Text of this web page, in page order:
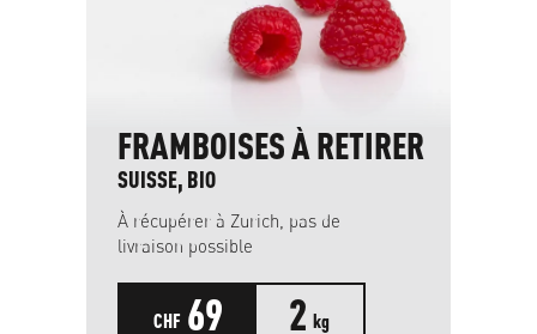
FRAMBOISES À RETIRER
SUISSE, BIO
À récupérer à Zurich, pas de
livraison possible
CHF 69 2 kg